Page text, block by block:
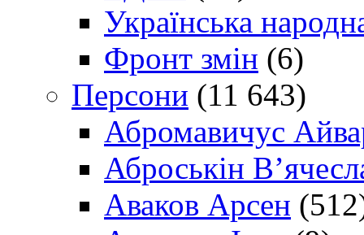
Українська
Фронт змін (6)
Персони (11 643)
Абромавичус
Аброськін
Аваков Арсен